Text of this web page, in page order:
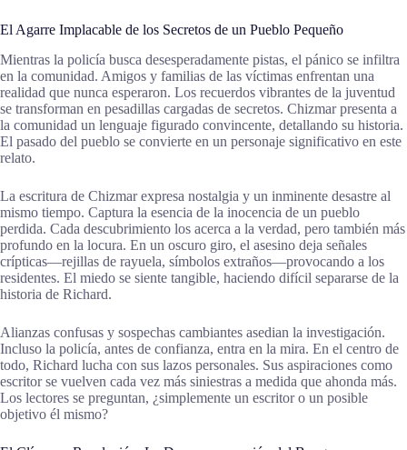
El Agarre Implacable de los Secretos de un Pueblo Pequeño
Mientras la policía busca desesperadamente pistas, el pánico se infiltra
en la comunidad. Amigos y familias de las víctimas enfrentan una
realidad que nunca esperaron. Los recuerdos vibrantes de la juventud
se transforman en pesadillas cargadas de secretos. Chizmar presenta a
la comunidad un lenguaje figurado convincente, detallando su historia.
El pasado del pueblo se convierte en un personaje significativo en este
relato.
La escritura de Chizmar expresa nostalgia y un inminente desastre al
mismo tiempo. Captura la esencia de la inocencia de un pueblo
perdida. Cada descubrimiento los acerca a la verdad, pero también más
profundo en la locura. En un oscuro giro, el asesino deja señales
crípticas—rejillas de rayuela, símbolos extraños—provocando a los
residentes. El miedo se siente tangible, haciendo difícil separarse de la
historia de Richard.
Alianzas confusas y sospechas cambiantes asedian la investigación.
Incluso la policía, antes de confianza, entra en la mira. En el centro de
todo, Richard lucha con sus lazos personales. Sus aspiraciones como
escritor se vuelven cada vez más siniestras a medida que ahonda más.
Los lectores se preguntan, ¿simplemente un escritor o un posible
objetivo él mismo?